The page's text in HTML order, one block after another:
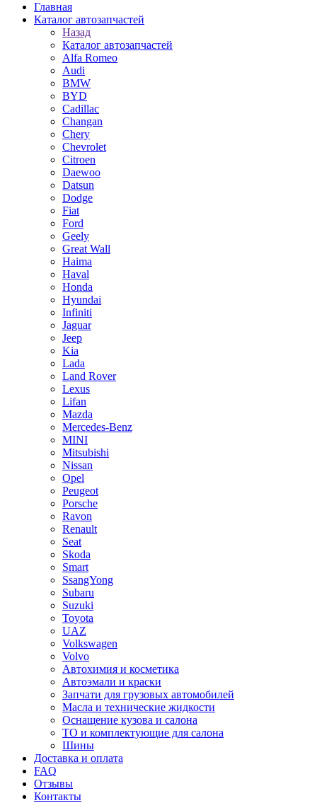
Главная
Каталог автозапчастей
Назад
Каталог автозапчастей
Alfa Romeo
Audi
BMW
BYD
Cadillac
Changan
Chery
Chevrolet
Citroen
Daewoo
Datsun
Dodge
Fiat
Ford
Geely
Great Wall
Haima
Haval
Honda
Hyundai
Infiniti
Jaguar
Jeep
Kia
Lada
Land Rover
Lexus
Lifan
Mazda
Mercedes-Benz
MINI
Mitsubishi
Nissan
Opel
Peugeot
Porsche
Ravon
Renault
Seat
Skoda
Smart
SsangYong
Subaru
Suzuki
Toyota
UAZ
Volkswagen
Volvo
Автохимия и косметика
Автоэмали и краски
Запчати для грузовых автомобилей
Масла и технические жидкости
Оснащение кузова и салона
ТО и комплектующие для салона
Шины
Доставка и оплата
FAQ
Отзывы
Контакты